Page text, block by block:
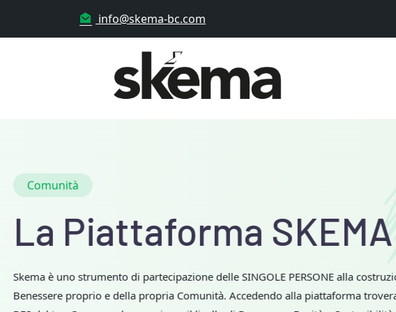
info@skema-bc.com
Le
Skema concepisce l'ambiente sociale
canonica, ma come un ecosistema